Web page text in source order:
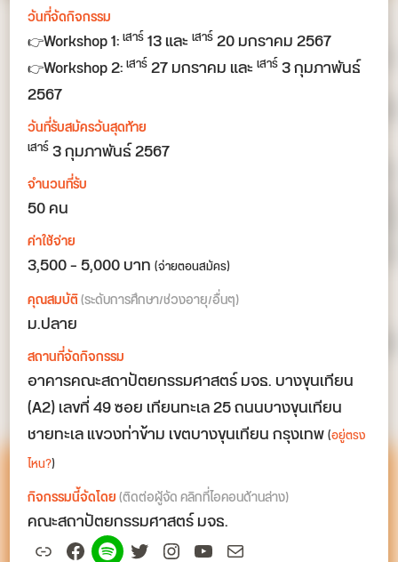
วันที่จัดกิจกรรม
👉Workshop 1:เสาร์13 และเสาร์20 มกราคม 2567
👉Workshop 2:เสาร์27 มกราคม และเสาร์3 กุมภาพันธ์
2567
วันที่รับสมัครวันสุดท้าย
เสาร์3 กุมภาพันธ์ 2567
จำนวนที่รับ
50 คน
ค่าใช้จ่าย
3,500 – 5,000 บาท(จ่ายตอนสมัคร)
คุณสมบัติ(ระดับการศึกษา/ช่วงอายุ/อื่นๆ)
ม.ปลาย
สถานที่จัดกิจกรรม
อาคารคณะสถาปัตยกรรมศาสตร์ มจธ. บางขุนเทียน
(A2) เลขที่ 49 ซอย เทียนทะเล 25 ถนนบางขุนเทียน
ชายทะเล แขวงท่าข้าม เขตบางขุนเทียน กรุงเทพ(อยู่ตรง
ไหน?)
กิจกรรมนี้จัดโดย(ติดต่อผู้จัด คลิกที่ไอคอนด้านล่าง)
คณะสถาปัตยกรรมศาสตร์ มจธ.
LinkFacebook
SpotifyTwitterInstagram
YouTube
Mail